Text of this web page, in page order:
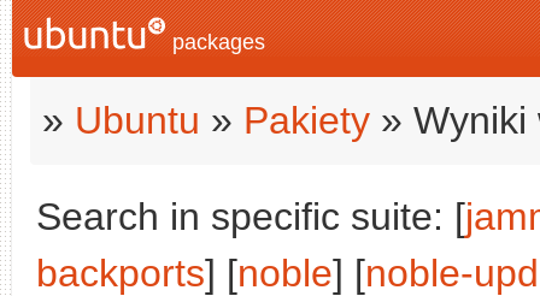
packages
» Ubuntu » Pakiety » Wyniki
Search in specific suite: [
backports] [noble] [noble-